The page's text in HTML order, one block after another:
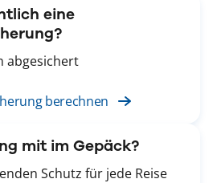
eine
abgesichert
berechnen
mit im Gepäck?
Schutz für jede Reise